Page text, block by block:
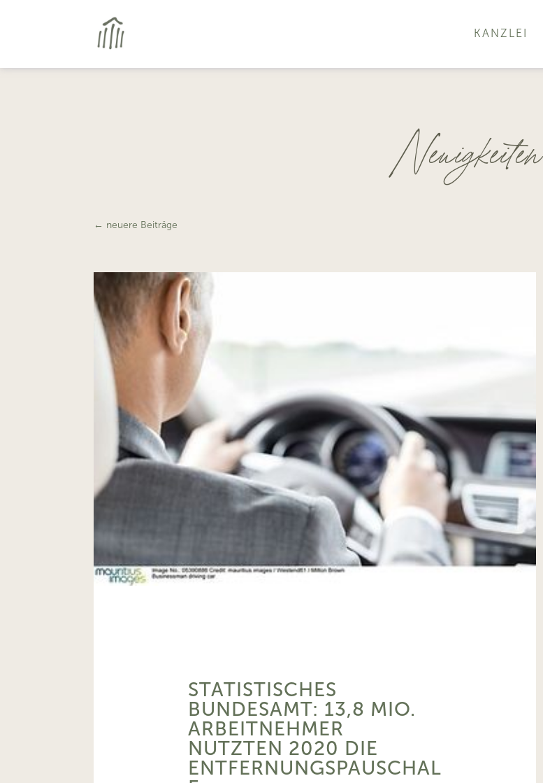
KANZLEI
Neuigkeiten
← neuere Beiträge
STATISTISCHES
BUNDESAMT: 13,8 MIO.
ARBEITNEHMER
NUTZTEN 2020 DIE
ENTFERNUNGSPAUSCHAL